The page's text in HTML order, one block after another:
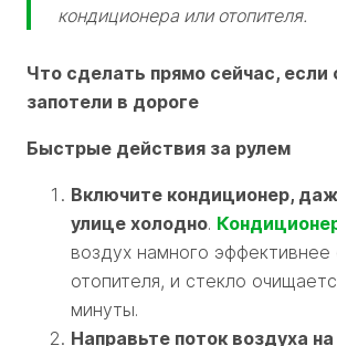
кондиционера или отопителя.
Что сделать прямо сейчас, если
запотели в дороге
Быстрые действия за рулем
Включите кондиционер,
улице холодно.
воздух намного эффективнее
отопителя, и стекло
минуты.
Направьте поток воздуха